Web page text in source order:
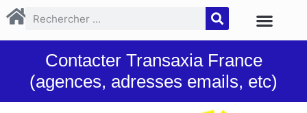
Contacter Transaxia France
(agences, adresses emails, etc)